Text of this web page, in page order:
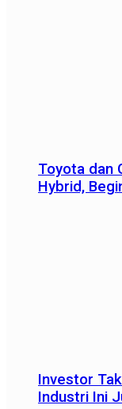
Toyota dan
Hybrid,
Investor
Industri Ini